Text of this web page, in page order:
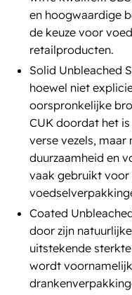
en hoogwaardige
de keuze voor
retailproducten​​.
Solid Unbleached
hoewel niet
oorspronkelijke
CUK doordat het
verse vezels,
duurzaamheid en
vaak gebruikt
Coated
door zijn
uitstekende
wordt